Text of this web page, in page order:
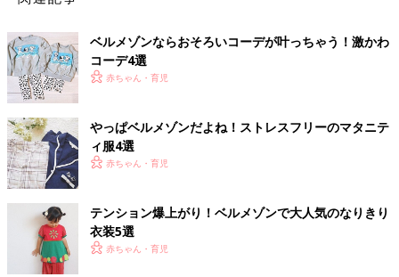
ベルメゾンならおそろいコーデが叶っちゃう！激かわ
コーデ4選
赤ちゃん・育児
やっぱベルメゾンだよね！ストレスフリーのマタニテ
ィ服4選
赤ちゃん・育児
テンション爆上がり！ベルメゾンで大人気のなりきり
衣装5選
赤ちゃん・育児